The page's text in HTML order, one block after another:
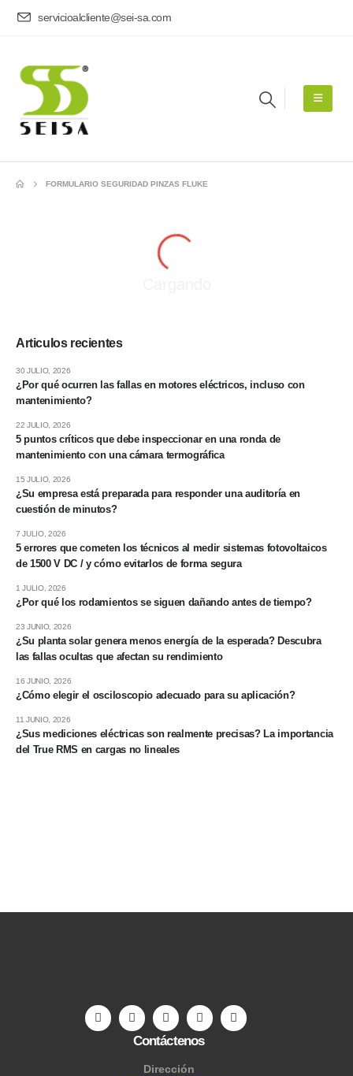
servicioalcliente@sei-sa.com
FORMULARIO SEGURIDAD PINZAS FLUKE
Articulos recientes
¿Por qué ocurren las fallas en motores eléctricos, incluso con
mantenimiento?
30 JULIO, 2026
5 puntos críticos que debe inspeccionar en una ronda de
mantenimiento con una cámara termográfica
22 JULIO, 2026
¿Su empresa está preparada para responder una auditoría en
cuestión de minutos?
15 JULIO, 2026
5 errores que cometen los técnicos al medir sistemas fotovoltaicos
de 1500 V DC / y cómo evitarlos de forma segura
7 JULIO, 2026
¿Por qué los rodamientos se siguen dañando antes de tiempo?
1 JULIO, 2026
¿Su planta solar genera menos energía de la esperada? Descubra
las fallas ocultas que afectan su rendimiento
23 JUNIO, 2026
¿Cómo elegir el osciloscopio adecuado para su aplicación?
16 JUNIO, 2026
¿Sus mediciones eléctricas son realmente precisas? La importancia
del True RMS en cargas no lineales
11 JUNIO, 2026
Contáctenos
Dirección